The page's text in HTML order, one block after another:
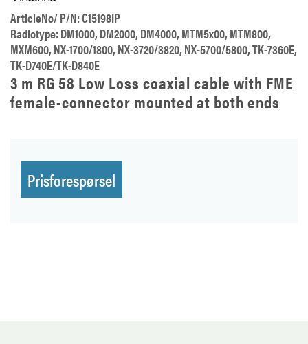
ArticleNo/ P/N: C15198IP
Radiotype: DM1000, DM2000, DM4000, MTM5x00, MTM800,
MXM600, NX-1700/1800, NX-3720/3820, NX-5700/5800, TK-7360E,
TK-D740E/TK-D840E
3 m RG 58 Low Loss coaxial cable with FME
female-connector mounted at both ends
Prisforespørsel